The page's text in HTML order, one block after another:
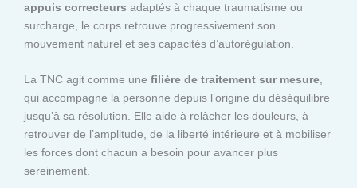
appuis correcteurs adaptés à chaque traumatisme ou
surcharge, le corps retrouve progressivement son
mouvement naturel et ses capacités d’autorégulation.
La TNC agit comme une filière de traitement sur mesure,
qui accompagne la personne depuis l’origine du déséquilibre
jusqu’à sa résolution. Elle aide à relâcher les douleurs, à
retrouver de l’amplitude, de la liberté intérieure et à mobiliser
les forces dont chacun a besoin pour avancer plus
sereinement.